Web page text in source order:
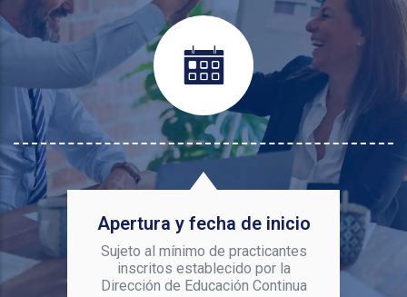
Apertura y fecha de inicio
Sujeto al mínimo de practicantes
inscritos establecido por la
Dirección de Educación Continua